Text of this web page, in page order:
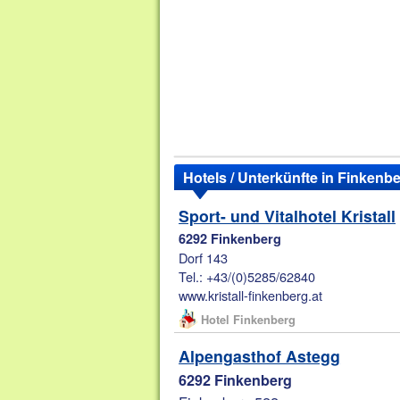
Hotels / Unterkünfte in
Sport- und Vitalhotel Kristall
6292 Finkenberg
Dorf 143
Tel.: +43/(0)5285/62840
www.kristall-finkenberg.at
Hotel Finkenberg
Alpengasthof Astegg
6292 Finkenberg